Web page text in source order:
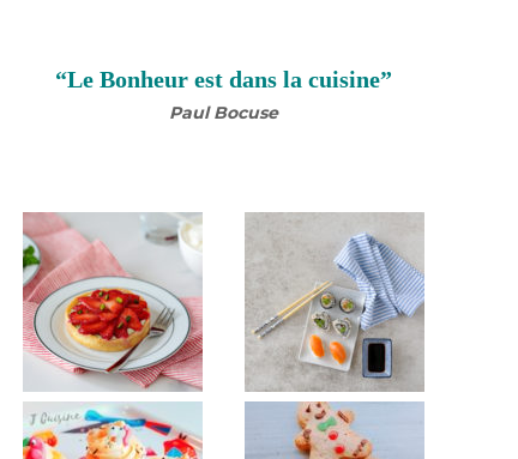
“Le Bonheur est dans la cuisine”
Paul Bocuse